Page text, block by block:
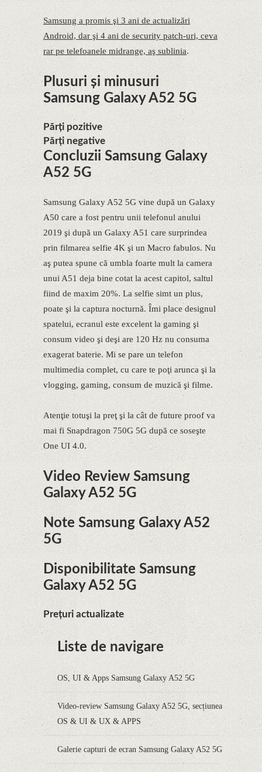
Samsung a promis şi 3 ani de actualizări
Android, dar şi 4 ani de security patch-uri, ceva
rar pe telefoanele midrange, aş sublinia.
Plusuri și minusuri
Samsung Galaxy A52 5G
Părți pozitive
Părți negative
Concluzii Samsung Galaxy
A52 5G
Samsung Galaxy A52 5G vine după un Galaxy
A50 care a fost pentru unii telefonul anului
2019 şi după un Galaxy A51 care surprindea
prin filmarea selfie 4K şi un Macro fabulos. Nu
aş putea spune că umbla foarte mult la camera
unui A51 deja bine cotat la acest capitol, saltul
fiind de maxim 20%. La selfie simt un plus,
poate şi la captura nocturnă. Îmi place designul
spatelui, ecranul este excelent la gaming şi
consum video şi deşi are 120 Hz nu consuma
exagerat baterie. Mi se pare un telefon
multimedia complet, cu care te poţi arunca şi la
vlogging, gaming, consum de muzică şi filme.
Atenţie totuşi la preţ şi la cât de future proof va
mai fi Snapdragon 750G 5G după ce soseşte
One UI 4.0.
Video Review Samsung
Galaxy A52 5G
Note Samsung Galaxy A52
5G
Disponibilitate Samsung
Galaxy A52 5G
Prețuri actualizate
Liste de navigare
OS, UI & Apps Samsung Galaxy A52 5G
Video-review Samsung Galaxy A52 5G, secțiunea
OS & UI & UX & APPS
Galerie capturi de ecran Samsung Galaxy A52 5G